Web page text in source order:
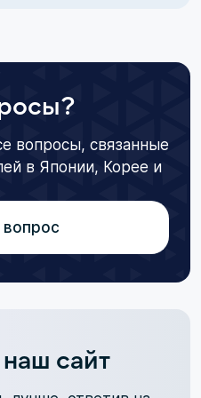
вопросы, связанные
в Японии, Корее и
вопрос
сайт